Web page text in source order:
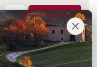
Sur demande